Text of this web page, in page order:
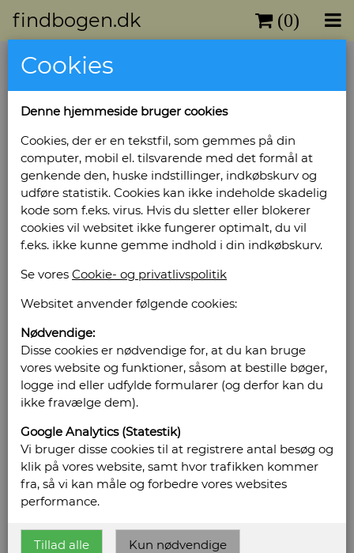
findbogen.dk (0)
Cookies
Denne hjemmeside bruger cookies
Cookies, der er en tekstfil, som gemmes på din
computer, mobil el. tilsvarende med det formål at
genkende den, huske indstillinger, indkøbskurv og
udføre statistik. Cookies kan ikke indeholde skadelig
kode som f.eks. virus. Hvis du sletter eller blokerer
cookies vil websitet ikke fungerer optimalt, du vil
f.eks. ikke kunne gemme indhold i din indkøbskurv.
Se vores Cookie- og privatlivspolitik
Websitet anvender følgende cookies:
Nødvendige:
Disse cookies er nødvendige for, at du kan bruge
vores website og funktioner, såsom at bestille bøger,
logge ind eller udfylde formularer (og derfor kan du
ikke fravælge dem).
Google Analytics (Statestik)
Vi bruger disse cookies til at registrere antal besøg og
klik på vores website, samt hvor trafikken kommer
fra, så vi kan måle og forbedre vores websites
performance.
Tillad alle Kun nødvendige